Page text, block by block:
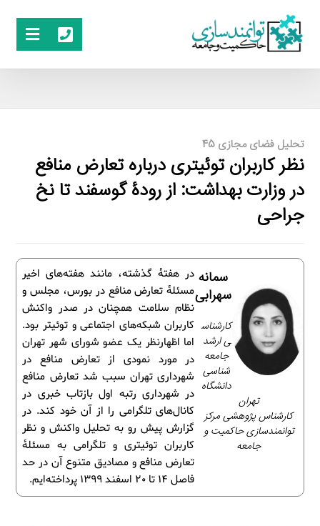
تحلیل فضای مجازی 45
نظر کاربران توئیتری درباره تعارض منافع
در وزارت بهداشت: از رودۀ گوسفند تا نخ
جراحی
در هفتۀ گذشته، مانند هفته‌های اخیر
مسئلۀ تعارض منافع در بورس، مجلس و
نظام سلامت همچنان در صدر واکنش
کاربران شبکه‌های اجتماعی و توئیتر بود.
اما اظهارنظر یک عضو شورای شهر تهران
در مورد نمودی از تعارض منافع در
شهرداری تهران سبب شد تعارض منافع
در شهرداری رتبه اول بازتاب خبری در
کانال‌های تلگرامی را از آن خود کند. در
گزارش پیش رو به تحلیل واکنش و نظر
کاربران توئیتری و تلگرامی به مسئلۀ
تعارض منافع و مصادیق متنوع آن در حد
فاصل 14 تا 20 اسفند 1399 پرداخته‌ایم.
سمانه
سهرابی
کارشناس
ی ارشد
جامعه‌
شناسی
دانشگاه
تهران
کارشناس پژوهشی مرکز
توانمندسازی حاکمیت و
جامعه